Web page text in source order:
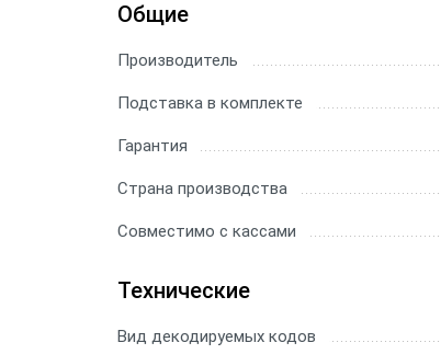
Общие
Производитель
Подставка в комплекте
Гарантия
Страна производства
Совместимо с кассами
Технические
Вид декодируемых кодов